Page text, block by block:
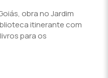
obra no Jardim
itinerante com
para os